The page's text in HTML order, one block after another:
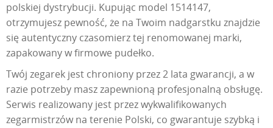
polskiej dystrybucji. Kupując model 1514147,
otrzymujesz pewność, że na Twoim nadgarstku znajdzie
się autentyczny czasomierz tej renomowanej marki,
zapakowany w firmowe pudełko.
Twój zegarek jest chroniony przez 2 lata gwarancji, a w
razie potrzeby masz zapewnioną profesjonalną obsługę.
Serwis realizowany jest przez wykwalifikowanych
zegarmistrzów na terenie Polski, co gwarantuje szybką i